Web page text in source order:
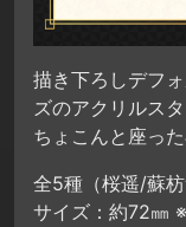
描き下ろしデフ
ズのアクリルス
ちょこんと座っ
全5種（桜遥/蘇
サイズ：約72㎜